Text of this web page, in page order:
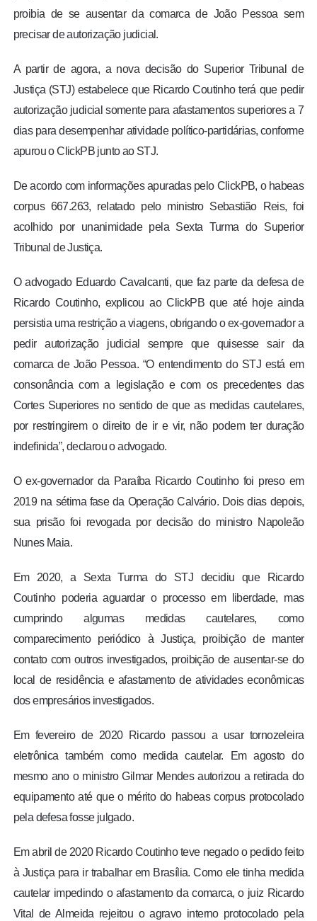
proibia de se ausentar da comarca de João Pessoa sem
precisar de autorização judicial.
A partir de agora, a nova decisão do Superior Tribunal de
Justiça (STJ) estabelece que Ricardo Coutinho terá que pedir
autorização judicial somente para afastamentos superiores a 7
dias para desempenhar atividade político-partidárias, conforme
apurou o ClickPB junto ao STJ.
De acordo com informações apuradas pelo ClickPB, o habeas
corpus 667.263, relatado pelo ministro Sebastião Reis, foi
acolhido por unanimidade pela Sexta Turma do Superior
Tribunal de Justiça.
O advogado Eduardo Cavalcanti, que faz parte da defesa de
Ricardo Coutinho, explicou ao ClickPB que até hoje ainda
persistia uma restrição a viagens, obrigando o ex-governador a
pedir autorização judicial sempre que quisesse sair da
comarca de João Pessoa. “O entendimento do STJ está em
consonância com a legislação e com os precedentes das
Cortes Superiores no sentido de que as medidas cautelares,
por restringirem o direito de ir e vir, não podem ter duração
indefinida”, declarou o advogado.
O ex-governador da Paraíba Ricardo Coutinho foi preso em
2019 na sétima fase da Operação Calvário. Dois dias depois,
sua prisão foi revogada por decisão do ministro Napoleão
Nunes Maia.
Em 2020, a Sexta Turma do STJ decidiu que Ricardo
Coutinho poderia aguardar o processo em liberdade, mas
cumprindo algumas medidas cautelares, como
comparecimento periódico à Justiça, proibição de manter
contato com outros investigados, proibição de ausentar-se do
local de residência e afastamento de atividades econômicas
dos empresários investigados.
Em fevereiro de 2020 Ricardo passou a usar tornozeleira
eletrônica também como medida cautelar. Em agosto do
mesmo ano o ministro Gilmar Mendes autorizou a retirada do
equipamento até que o mérito do habeas corpus protocolado
pela defesa fosse julgado.
Em abril de 2020 Ricardo Coutinho teve negado o pedido feito
à Justiça para ir trabalhar em Brasília. Como ele tinha medida
cautelar impedindo o afastamento da comarca, o juiz Ricardo
Vital de Almeida rejeitou o agravo interno protocolado pela